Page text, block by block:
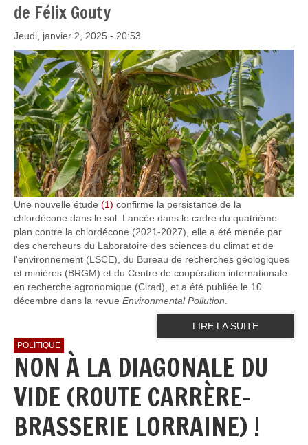
de Félix Gouty
Jeudi, janvier 2, 2025 - 20:53
Une nouvelle étude (1) confirme la persistance de la
chlordécone dans le sol. Lancée dans le cadre du quatrième
plan contre la chlordécone (2021-2027), elle a été menée par
des chercheurs du Laboratoire des sciences du climat et de
l'environnement (LSCE), du Bureau de recherches géologiques
et minières (BRGM) et du Centre de coopération internationale
en recherche agronomique (Cirad), et a été publiée le 10
décembre dans la revue Environmental Pollution
LIRE LA SUITE
POLITIQUE
NON À LA DIAGONALE DU
VIDE (ROUTE CARRÈRE-
BRASSERIE LORRAINE) !